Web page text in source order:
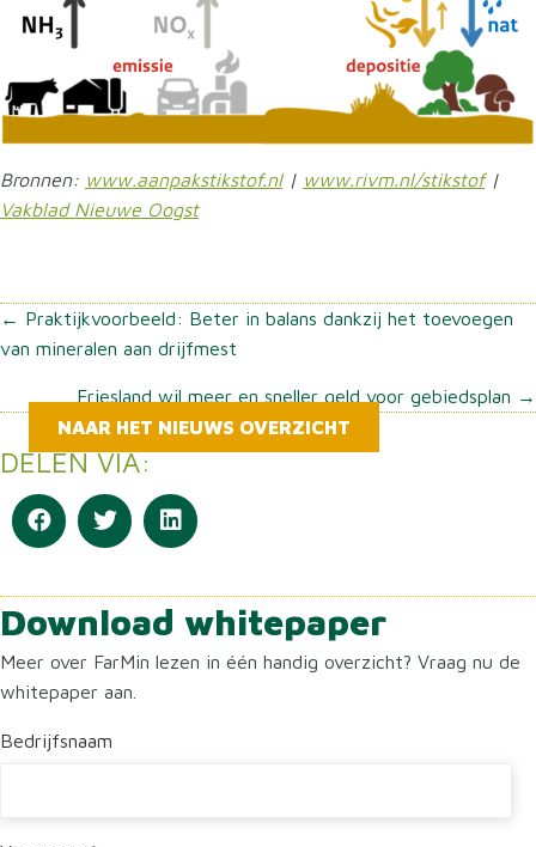
Bronnen: www.aanpakstikstof.nl| www.rivm.nl/stikstof|
Vakblad Nieuwe Oogst
Posts
← Praktijkvoorbeeld: Beter in balans dankzij het toevoegen
van mineralen aan drijfmest
Friesland wil meer en sneller geld voor gebiedsplan →
NAAR HET NIEUWS OVERZICHT
DELEN VIA:
Download whitepaper
Meer over FarMin lezen in één handig overzicht? Vraag nu de
whitepaper aan.